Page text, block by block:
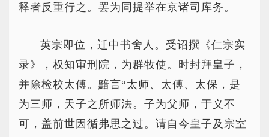
释者反重行之。罢为同提举在京诸司库务。
英宗即位，迁中书舍人。受诏撰《仁宗实
录》，权知审刑院，为群牧使。时封拜皇子，
并除检校太傅。黯言“太师、太傅、太保，是
为三师，天子之所师法。子为父师，于义不
可，盖前世因循弗思之过。请自今皇子及宗室